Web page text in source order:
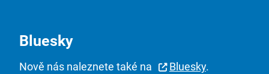
Bluesky
Nově nás naleznete také na Bluesky.